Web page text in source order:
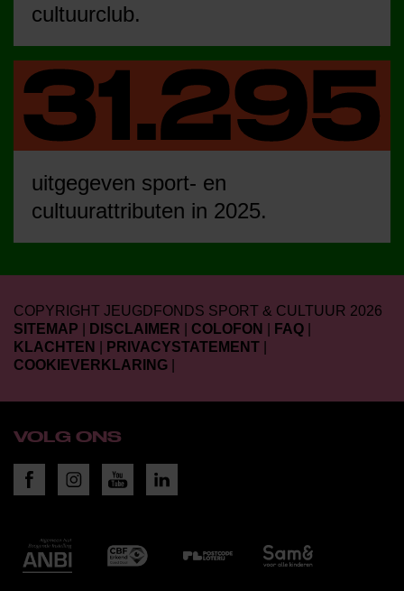
cultuurclub.
uitgegeven sport- en
cultuurattributen in 2025.
COPYRIGHT JEUGDFONDS SPORT & CULTUUR 2026
SITEMAP
DISCLAIMER COLOFON FAQ
KLACHTEN
PRIVACYSTATEMENT
COOKIEVERKLARING
VOLG ONS